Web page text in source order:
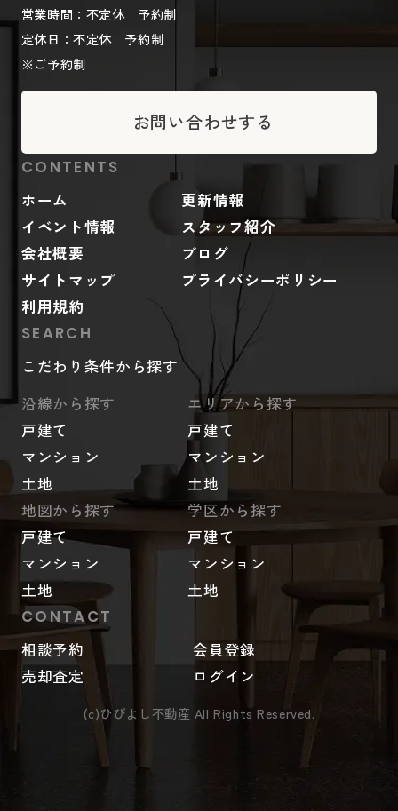
営業時間：不定休 予約制
定休日：不定休 予約制
※ご予約制
お問い合わせする
CONTENTS
ホーム
更新情報
イベント情報
スタッフ紹介
会社概要
ブログ
サイトマップ
プライバシーポリシー
利用規約
SEARCH
こだわり条件から探す
沿線から探す
戸建て
マンション
土地
エリアから探す
戸建て
マンション
土地
地図から探す
戸建て
マンション
土地
学区から探す
戸建て
マンション
土地
CONTACT
相談予約
会員登録
売却査定
ログイン
(c)ひびよし不動産 All Rights Reserved.